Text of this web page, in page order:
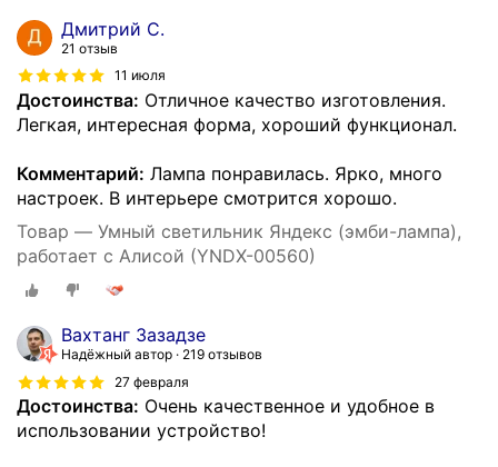
Дмитрий С.
21 отзыв
11 июля
Достоинства: Отличное качество изготовления.
Легкая, интересная форма, хороший функционал.
Комментарий: Лампа понравилась. Ярко, много
настроек. В интерьере смотрится хорошо.
Товар — Умный светильник Яндекс (эмби-лампа),
работает с Алисой (YNDX-00560)
Вахтанг Зазадзе
Надёжный автор
219 отзывов
27 февраля
Достоинства: Очень качественное и удобное в
использовании устройство!